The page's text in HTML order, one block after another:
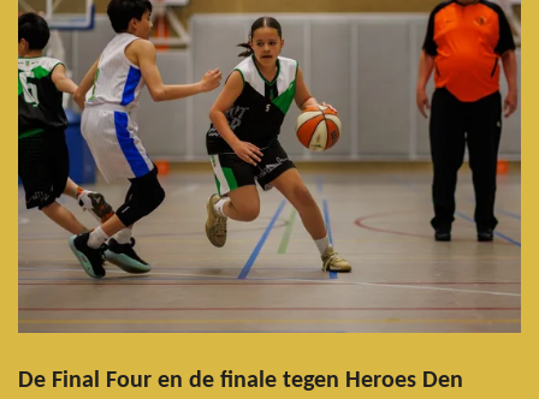
De Final Four en de finale tegen Heroes Den